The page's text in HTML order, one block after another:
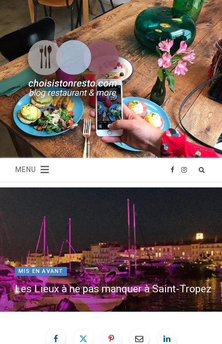
F
b
o
o
I
t
a
g
r
MENU
MIS EN AVANT
Les Lieux à ne pas manquer à Saint-Tropez